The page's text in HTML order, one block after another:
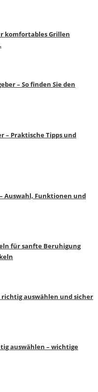
komfortables Grillen
– So finden Sie den
– Praktische Tipps und
Auswahl, Funktionen und
für sanfte Beruhigung
auswählen und sicher
auswählen – wichtige